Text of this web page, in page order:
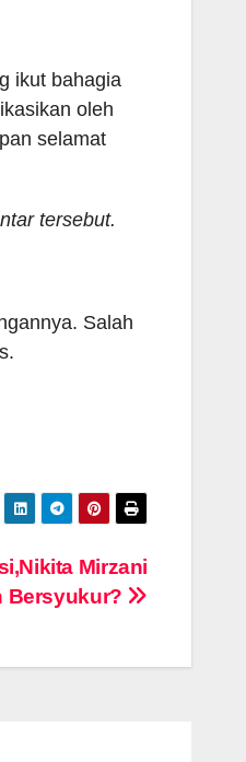
ikut bahagia
oleh
selamat
tersebut.
Salah
Mirzani
Bersyukur?